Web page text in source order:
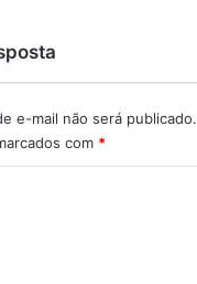
e-mail não será publicado.
com *